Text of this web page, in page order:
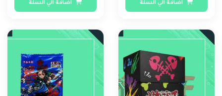
اضافة الي السلة اضافة الي السلة